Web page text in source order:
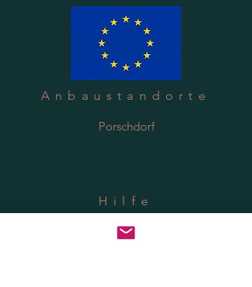
Anbaustandorte
Porschdorf
Hilfe
Versand & Rücksendung